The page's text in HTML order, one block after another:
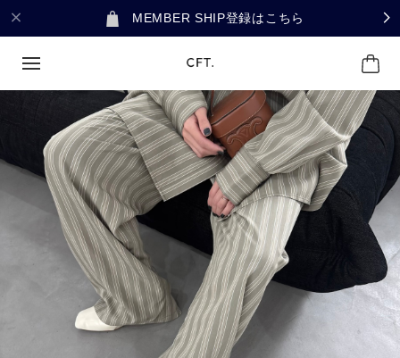
MEMBER SHIP登録はこちら